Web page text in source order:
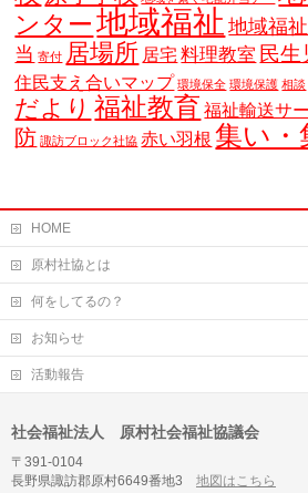
ンター 地域福祉 地域福
当 寄付 居場所 居宅 料理教室 民生
住民支え合いマップ 環境保全 環境保護 相談
だより 福祉教育 福祉輸送サ
防 諏訪ブロック社協 赤い羽根 集い・
HOME
原村社協とは
何をしてるの？
お知らせ
活動報告
社会福祉法人 原村社会福祉協議会
〒391-0104
長野県諏訪郡原村6649番地3 地図はこちら